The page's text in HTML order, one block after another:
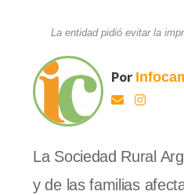
La entidad pidió evitar la
Por
La Sociedad Rural
y de las familias